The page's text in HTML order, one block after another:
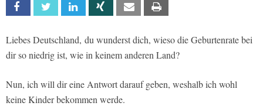
Facebook Twitter Linkedin Xing Email
Liebes Deutschland, du wunderst dich, wieso die Geburtenrate bei
dir so niedrig ist, wie in keinem anderen Land?
Nun, ich will dir eine Antwort darauf geben, weshalb ich wohl
keine Kinder bekommen werde.